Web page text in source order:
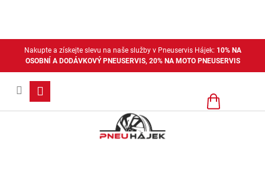
Nakupte a získejte slevu na naše služby v Pneuservis Hájek: 10% NA
OSOBNÍ A DODÁVKOVÝ PNEUSERVIS, 20% NA MOTO PNEUSERVIS
Nákupní